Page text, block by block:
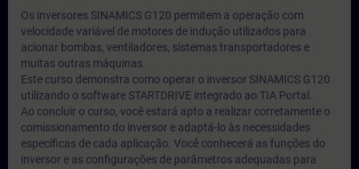
Os inversores SINAMICS G120 permitem a operação com
velocidade variável de motores de indução utilizados para
acionar bombas, ventiladores, sistemas transportadores e
muitas outras máquinas.
Este curso demonstra como operar o inversor SINAMICS G120
utilizando o software STARTDRIVE integrado ao TIA Portal.
Ao concluir o curso, você estará apto a realizar corretamente o
comissionamento do inversor e adaptá-lo às necessidades
específicas de cada aplicação. Você conhecerá as funções do
inversor e as configurações de parâmetros adequadas para